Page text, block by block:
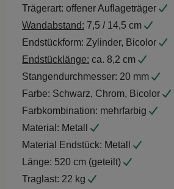
Trägerart: offener Auflageträger
Wandabstand: 7,5 / 14,5 cm
Endstückform: Zylinder, Bicolor
Endstücklänge: ca. 8,2 cm
Stangendurchmesser: 20 mm
Farbe: Schwarz, Chrom, Bicolor
Farbkombination: mehrfarbig
Material: Metall
Material Endstück: Metall
Länge: 520 cm (geteilt)
Traglast: 22 kg